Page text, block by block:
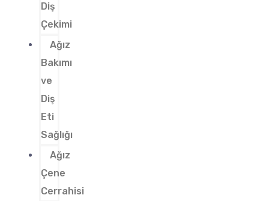
Diş
Çekimi
Ağız
Bakımı
ve
Diş
Eti
Sağlığı
Ağız
Çene
Cerrahisi